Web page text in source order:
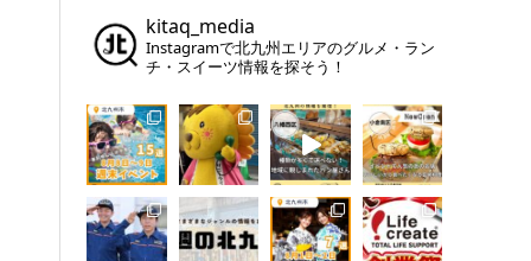
kitaq_media
Instagramで北九州エリアのグルメ・ラン
チ・スイーツ情報を探そう！